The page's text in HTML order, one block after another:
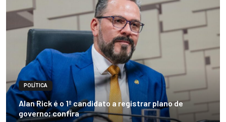
POLÍTICA
Alan Rick é o 1º candidato a registrar plano de
governo; confira